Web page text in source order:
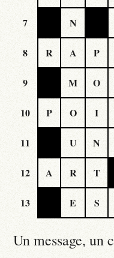
7 N
8 R A P
9 M O
10 P O I
11 U N
12 A R T
13 E S
Un message, un